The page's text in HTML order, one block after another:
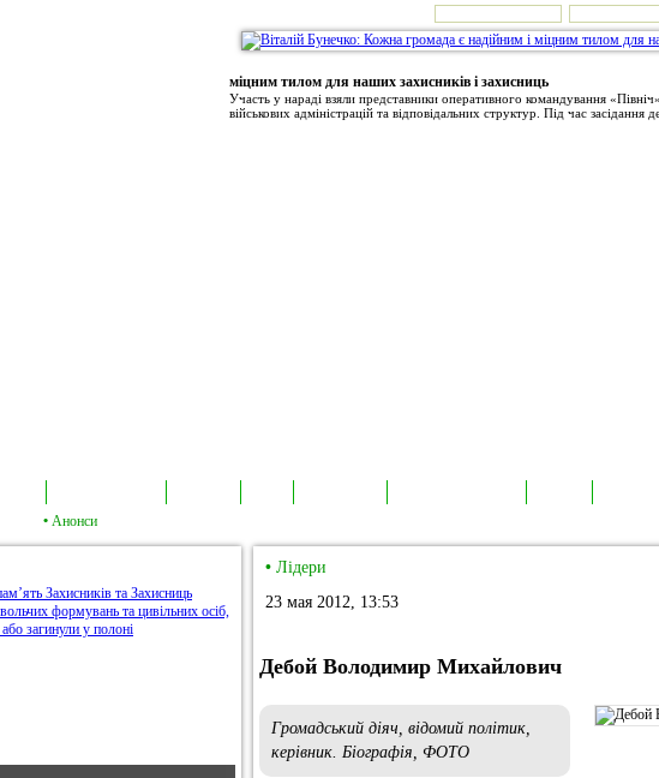
міцним тилом для наших захисників і захисниць
Участь у нараді взяли представники оперативного командування
військових адміністрацій та відповідальних структур. Під час засідання
• Анонси
• Лідери
23 мая 2012, 13:53
Дебой Володимир Михайлович
Громадський діяч, відомий політик,
керівник. Біографія, ФОТО